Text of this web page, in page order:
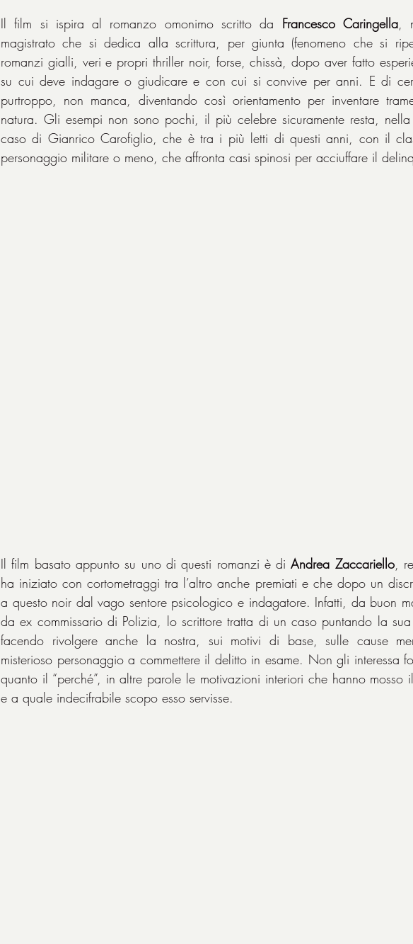
Il film si ispira al romanzo omonimo scritto da Francesco Caringella,
magistrato che si dedica alla scrittura, per giunta (fenomeno che si
romanzi gialli, veri e propri thriller noir, forse, chissà, dopo aver fatto
su cui deve indagare o giudicare e con cui si convive per anni. E di
purtroppo, non manca, diventando così orientamento per inventare
natura. Gli esempi non sono pochi, il più celebre sicuramente resta,
caso di Gianrico Carofiglio, che è tra i più letti di questi anni, con il
personaggio militare o meno, che affronta casi spinosi per acciuffare il
Il film basato appunto su uno di questi romanzi è di Andrea Zaccariello,
ha iniziato con cortometraggi tra l’altro anche premiati e che dopo un
a questo noir dal vago sentore psicologico e indagatore. Infatti, da buon
da ex commissario di Polizia, lo scrittore tratta di un caso puntando la
facendo rivolgere anche la nostra, sui motivi di base, sulle cause
misterioso personaggio a commettere il delitto in esame. Non gli interessa
quanto il “perché”, in altre parole le motivazioni interiori che hanno mosso
e a quale indecifrabile scopo esso servisse.